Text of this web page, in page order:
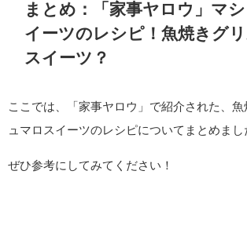
まとめ：「家事ヤロウ」マ
イーツのレシピ！魚焼きグ
スイーツ？
ここでは、「家事ヤロウ」で紹介された、
ュマロスイーツのレシピについてまとめまし
ぜひ参考にしてみてください！